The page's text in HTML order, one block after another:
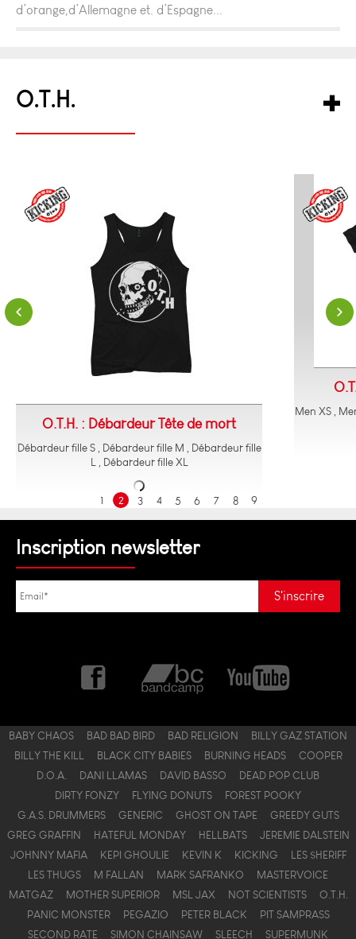
d’orange,d’Allemagne et. d’Espagne...
O.T.H.
O.T.H. : Débardeur Tête de mort
Débardeur fille S , Débardeur fille M , Débardeur fille
L , Débardeur fille XL
Men XS ,
1 2 3 4 5 6 7 8 9
Inscription newsletter
BABY CHAOS BAD BAD BIRD BAD RELIGION
BILLY GAZ STATION
BILLY THE KILL
BLACK CITY BABIES BURNING HEADS
COOPER
D.O.A.
DANI LLAMAS DAVID BASSO
DEAD POP CLUB
DIRTY FONZY
FLYING DONUTS
FOREST POOKY
G.A.S. DRUMMERS
GENERIC GHOST ON TAPE
GREEDY GUTS
GREG GRAFFIN
HATEFUL MONDAY HELLBATS
JEREMIE DALSTEIN
JOHNNY MAFIA
KEPI GHOULIE KEVIN K KICKING
LES $HERIFF
LES THUGS
M FALLAN MARK SAFRANKO
MASTERVOICE
MATGAZ
MOTHER SUPERIOR MSL JAX NOT SCIENTISTS
O.T.H.
PANIC MONSTER
PEGAZIO PETER BLACK
PIT SAMPRASS
SECOND RATE
SIMON CHAINSAW SLEECH SUPERMUNK